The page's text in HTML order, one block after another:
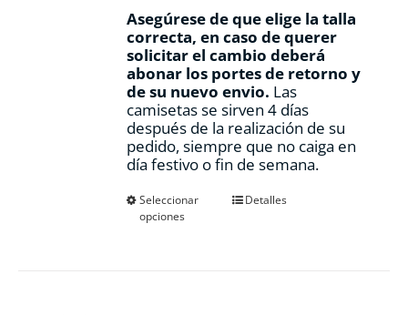
Asegúrese de que elige la talla
correcta, en caso de querer
solicitar el cambio deberá
abonar los portes de retorno y
de su nuevo envio. Las
camisetas se sirven 4 días
después de la realización de su
pedido, siempre que no caiga en
día festivo o fin de semana.
Seleccionar
opciones
EsteDetalles